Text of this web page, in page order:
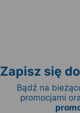
Zapisz się
Bądź na
promocjami